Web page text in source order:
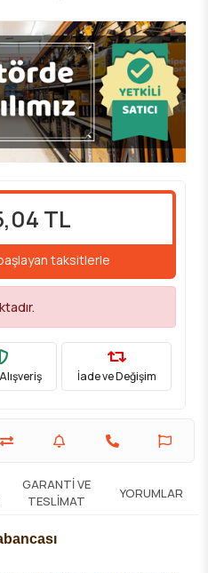
TL
taksitlerle
İade ve Değişim
GARANTI VE
TESLIMAT
YORUMLAR